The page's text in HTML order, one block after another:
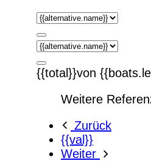
{{total}}von
Weitere
Zurück
{{val}}
Weiter